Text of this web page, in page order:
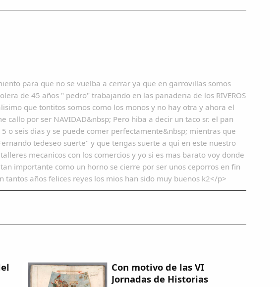
para que no se vuelba a cerrar ya que en garrovillas somos
de 45 años " pedro" trabajando en las panaderia de los RIVEROS
que tontitos somos como los monos y no hay otra y ahora el
callo por ser NAVIDAD&nbsp; Pero hiba a decir un taco sr. el pan
o seis dias y se puede comer perfectamente&nbsp; mientras que
tedeseo suerte" y que tengas suerte a qui en este nuestro
mecanicos con los comercios y yo si es mas barato voy donde
importante como un horno se cierre por ser unos ceporros en fin
años felices reyes los mios han sido muy buenos k2</p>
Con motivo de las VI
Jornadas de Historias